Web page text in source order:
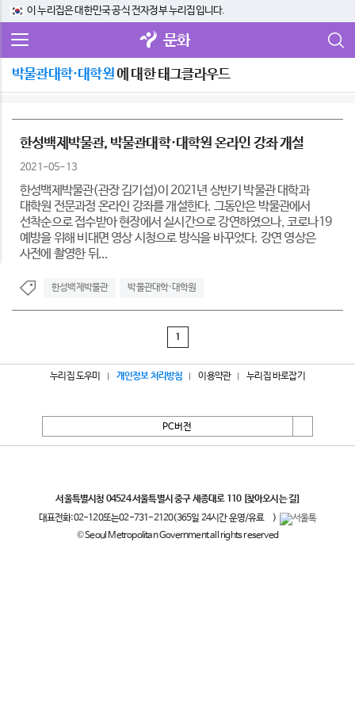
이 누리집은 대한민국 공식 전자정부 누리집입니다.
문화
박물관대학·대학원에 대한 태그클라우드
한성백제박물관, 박물관대학·대학원 온라인 강좌 개설
2021-05-13
한성백제박물관(관장 김기섭)이 2021년 상반기 박물관 대학과
대학원 전문과정 온라인 강좌를 개설한다. 그동안은 박물관에서
선착순으로 접수받아 현장에서 실시간으로 강연하였으나, 코로나19
예방을 위해 비대면 영상 시청으로 방식을 바꾸었다. 강연 영상은
사전에 촬영한 뒤...
한성백제박물관 박물관대학·대학원
1
누리집 도우미 개인정보 처리방침 이용약관 누리집 바로잡기
PC버전
서울특별시청 04524 서울특별시 중구 세종대로 110 [찾아오시는 길]
대표전화:02-120또는02-731-2120(365일 24시간 운영/유료
)
© Seoul Metropolitan Government all rights reserved